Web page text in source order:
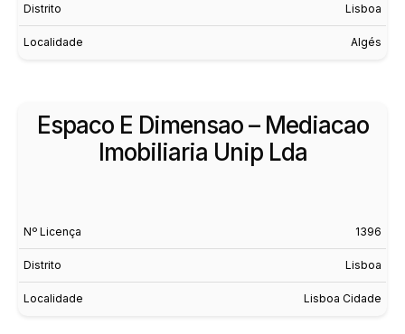
Distrito Lisboa
Localidade Algés
Espaco E Dimensao – Mediacao
Imobiliaria Unip Lda
Nº Licença 1396
Distrito Lisboa
Localidade Lisboa Cidade